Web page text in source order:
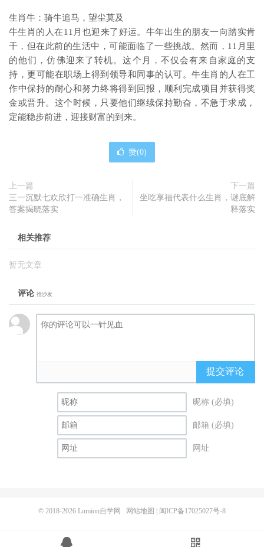
生肖牛：骑牛追马，望尘莫及
牛生肖的人在11月也迎来了好运。牛年出生的朋友一向踏实肯
干，但在此前的生活中，可能面临了一些挑战。然而，11月里
的他们，仿佛迎来了转机。这个月，不仅会有来自家庭的支
持，更可能在职场上得到领导和同事的认可。牛生肖的人在工
作中保持的耐心和努力终将得到回报，顺利完成项目并获得奖
金或晋升。这个时候，只要他们继续保持勤奋，不急于求成，
定能稳步前进，迎接财富的到来。
赞(0)
上一篇
三一沉默七欢欣打一准确生肖，
答案揭晓落实
下一篇
坐吃享福代表什么生肖，谜底解
释落实
相关推荐
暂无文章
评论 抢沙发
提交评论
昵称 (必填)
邮箱 (必填)
网址
© 2018-2026 Lumion自学网 网站地图 闽ICP备17025027号-8